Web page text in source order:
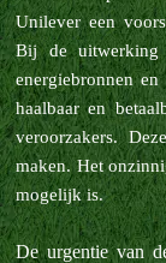
Unilever een
Bij de uitwerking
energiebronnen
haalbaar en
veroorzakers.
maken. Het
mogelijk is.
De urgentie van